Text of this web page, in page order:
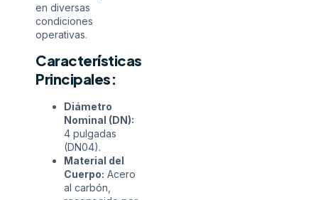
en diversas
condiciones
operativas.
Características
Principales:
Diámetro
Nominal (DN):
4 pulgadas
(DN04).
Material del
Cuerpo: Acero
al carbón,